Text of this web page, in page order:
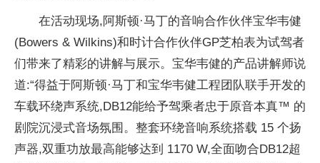
在活动现场,阿斯顿·马丁的音响合作伙伴宝华韦健
(Bowers & Wilkins)和时计合作伙伴GP芝柏表为试驾者
们带来了精彩的讲解与展示。宝华韦健的产品讲解师说
道:“得益于阿斯顿·马丁和宝华韦健工程团队联手开发的
车载环绕声系统,DB12能给予驾乘者忠于原音本真™ 的
剧院沉浸式音场氛围。整套环绕音响系统搭载 15 个扬
声器,双重功放最高能够达到 1170 W,全面吻合DB12超